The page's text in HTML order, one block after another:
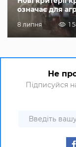
означає для
8 липня 1
Не
Підписуйся